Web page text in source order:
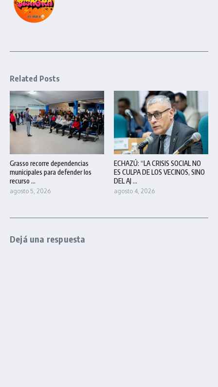
Related Posts
Grasso recorre dependencias
municipales para defender los
recurso ...
agosto 5, 2026
ECHAZÚ: “LA CRISIS SOCIAL NO
ES CULPA DE LOS VECINOS, SINO
DEL AJ ...
agosto 4, 2026
Dejá una respuesta